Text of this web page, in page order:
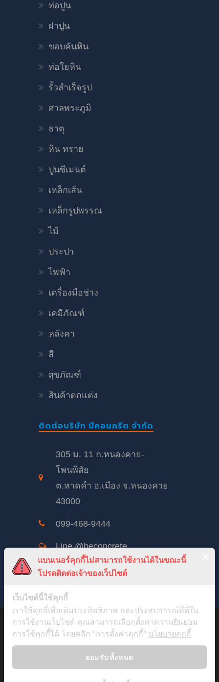
ท่อปูน
ฝาปูน
ขอบคันหิน
ท่อใยหิน
รั้วสำเร็จรูป
ศาลพระภูมิ
ธาตุ
หิน ทราย
ปูนซีเมนต์
เหล็กเส้น
เหล็กรูปพรรณ
ไม้
ประปา
ไฟฟ้า
เครื่องมือช่าง
เคมีภัณฑ์
หลังคา
สี
สุขภัณฑ์
สินค้าตกแต่ง
ติดต่อบริษัท บีคอนกรีต จำกัด
305 ม. 11 ถ.หนองคาย-
โพนพิสัย
ต.หาดคำ อ.เมือง จ.หนองคาย
43000
099-468-9444
Line @beconcrete
beconcrete@hotmail.com
BeConcreteTH
จันทร์ – เสาร์: 8:00 – 17:00
อาทิตย์ 8:00 – 12:00
สวัสดีค่ะ เราจะขออนุญาตเก็บ Cookie จากคุณหน่อยได้มั้ย ? เพื่อที่เรา
จะได้นำข้อมูลไปวิเคราะห์เพื่อปรับปรุงบทความ และเว็บไซต์ให้ตรง
กับใจคุณมากขึ้น และอยากจะขอเผื่อสำหรับการทำการตลาดที่ตรงกับ
ใจคุณมากขึ้นในวันหน้า (ถ้ามีโอกาส) เราอยากรู้ว่าคุณชอบอ่านอะไร
คุณชอบเข้าผ่านอุปกรณ์อะไรบ้าง แต่ทั้งหมดนี้คุณสามารถจะปฏิเสธ
แบนเนอร์คุกกี้ไม่สามารถใช้งานได้ในขณะนี้
โปรดติดต่อเจ้าของเว็ปไซต์
เว็บไซต์นี้ใช้คุกกี้
เราใช้คุกกี้เพื่อเพิ่มประสิทธิภาพ และประสบการณ์ที่ดีใน
การใช้งานเว็บไซต์ คุณสามารถเลือกตั้งค่าความยินยอม
การใช้คุกกี้ได้ โดยคลิก "การตั้งค่าคุกกี้" นโยบายคุกกี้
ยอมรับทั้งหมด